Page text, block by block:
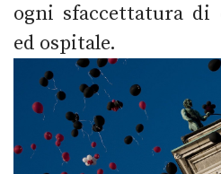
ogni sfaccettatura di
ed ospitale.